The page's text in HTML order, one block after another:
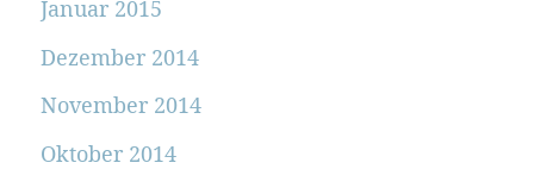
Januar 2015
Dezember 2014
November 2014
Oktober 2014